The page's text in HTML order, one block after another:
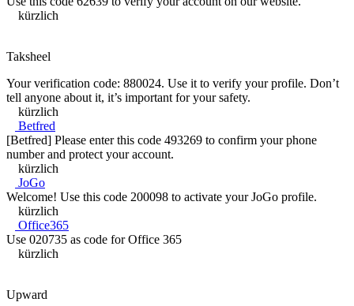
kürzlich
Taksheel
Your verification code: 880024. Use it to verify your profile. Don’t
tell anyone about it, it’s important for your safety.
kürzlich
Betfred
[Betfred] Please enter this code 493269 to confirm your phone
number and protect your account.
kürzlich
JoGo
Welcome! Use this code 200098 to activate your JoGo profile.
kürzlich
Office365
Use 020735 as code for Office 365
kürzlich
Upward